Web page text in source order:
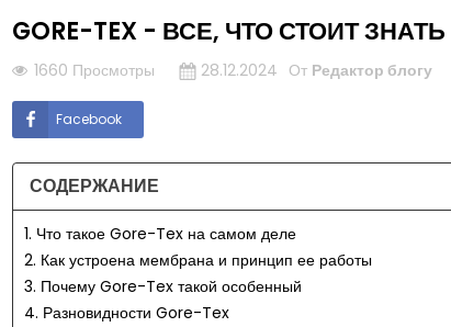
GORE-TEX - ВСЕ, ЧТО СТОИТ
1660 Просмотры 28.12.2024 От Редактор блогу
Facebook
СОДЕРЖАНИЕ
1. Что такое Gore-Tex на самом деле
2. Как устроена мембрана и принцип ее работы
3. Почему Gore-Tex такой особенный
4. Разновидности Gore-Tex